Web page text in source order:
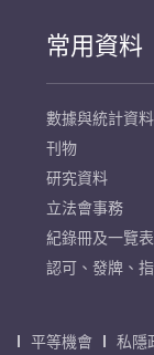
常用資料
數據與統計資料
刊物
研究資料
立法會事務
紀錄冊及一覽表
認可、發牌、
平等機會 私隱